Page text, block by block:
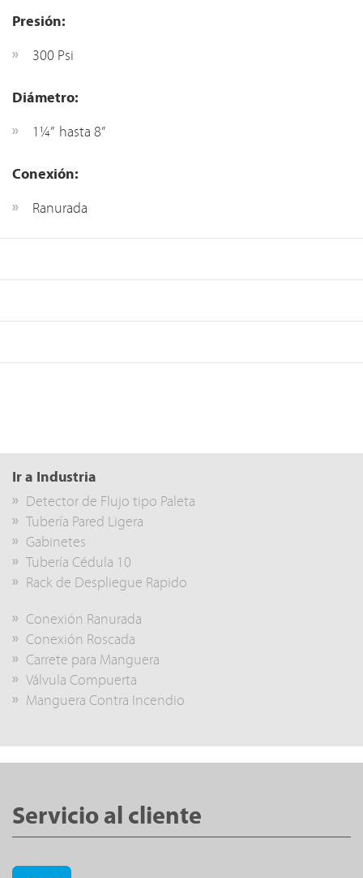
Presión:
300 Psi
Diámetro:
1¼” hasta 8”
Conexión:
Ranurada
Ir a Industria
Detector de Flujo tipo Paleta
Tubería Pared Ligera
Gabinetes
Tubería Cédula 10
Rack de Despliegue Rapido
Conexión Ranurada
Conexión Roscada
Carrete para Manguera
Válvula Compuerta
Manguera Contra Incendio
Servicio al cliente